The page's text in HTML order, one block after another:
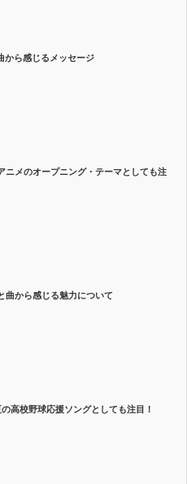
から感じるメッセージ
ニメのオープニング・テーマとしても注
曲から感じる魅力について
高校野球応援ソングとしても注目！